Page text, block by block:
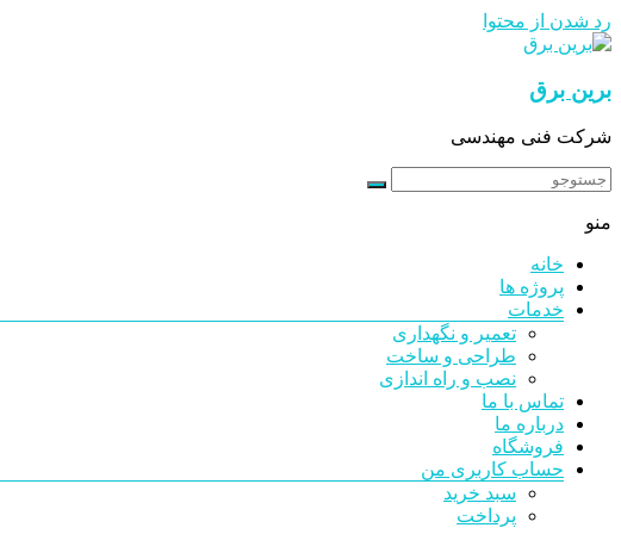
رد شدن از محتوا
برین برق
شرکت فنی مهندسی
منو
خانه
پروژه ها
خدمات
تعمیر و نگهداری
طراحی و ساخت
نصب و راه اندازی
تماس با ما
درباره ما
فروشگاه
حساب کاربری من
سبد خرید
پرداخت